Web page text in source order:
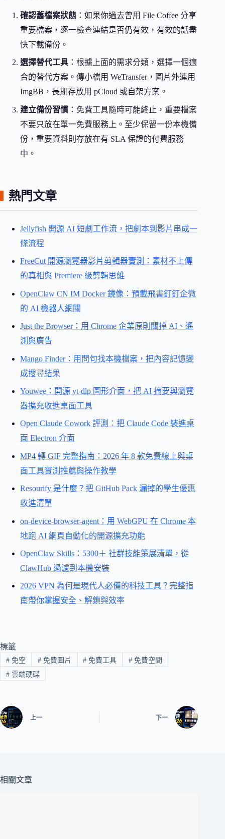
確認舊檔案狀態 ：如果你過去曾用 File Coffee 分享
重要檔案，逐一檢查連結是否仍有效，有效的話盡
快下載備份。
選擇替代工具 ：根據上面的需求分類，選擇一個適
合的替代方案。傳小檔用 WeTransfer，圖片外連用
ImgBB，長期存放用 pCloud 或自架方案。
建立備份習慣 ：免費工具隨時可能終止，重要檔案
不要只放在單一免費服務上。至少保留一份本機備
份，重要資料則存放在有 SLA 保證的付費服務
中。
熱門文章
Jellyfish 開源 AI 短劇工作流，把劇本到影片串成一
條流程
FreeCut 開源瀏覽器影片剪輯器實測：素材不上傳
的真相與 Premiere 級剪輯思維
OpenClaw CN IM Docker 鏡像：預載飛書釘釘企微
的 AI 機器人網關
Just the Browser：用 Chrome 企業原則關掉 AI、遙
測與廣告
Mango Finder：用問句找本機檔案，把內容記憶變
成搜尋結果
Youwee：開源 yt-dlp 圖形介面，把 AI 摘要與瀏覽
器擴充收進桌面工具
Open Claude Cowork 評測：把 Claude Code 裝進桌
面 Electron 介面
MP4 轉 GIF 完整指南：2026 年 8 款免費線上與桌
面工具實測推薦與操作教學
Resourify 是什麼？把 GitHub Pack 漏掉的學生優惠
收進清單
on-device-browser-agent：用 WebGPU 在 Chrome 本
地跑 AI 網頁自動化的開源擴充功能
OpenClaw Skills：5300＋ 社群技能策展清單，從
ClawHub 過濾到本機安裝
2026 VPN 為何是現代人必備的科技工具？完整指
南帶你掌握安全、解鎖與效率
標籤
#免空 #免費圖片 # 免費工具 # 免費空間
#雲端硬碟
上一 下一
相關文章